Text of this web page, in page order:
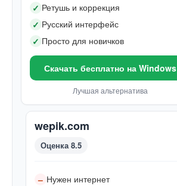
✓ Ретушь и коррекция
✓ Русский интерфейс
✓ Просто для новичков
Скачать бесплатно на Windows
Лучшая альтернатива
wepik.com
Оценка 8.5
– Нужен интернет